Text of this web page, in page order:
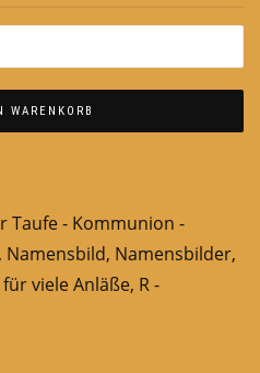
WARENKORB
Taufe - Kommunion -
, Namensbild, Namensbilder,
viele Anläße, R -